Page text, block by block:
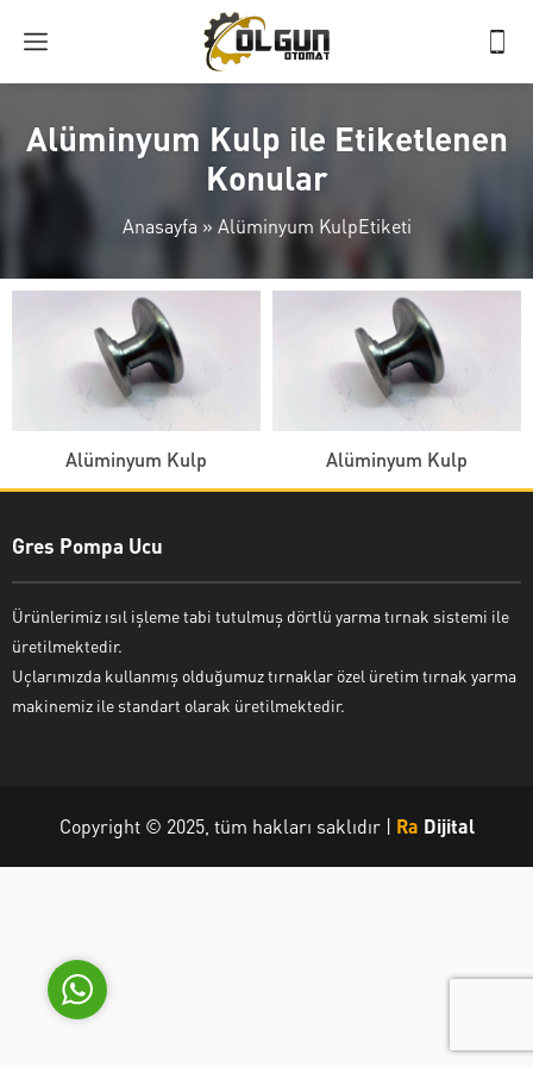
Alüminyum Kulp ile Etiketlenen
Konular
Anasayfa » Alüminyum KulpEtiketi
Alüminyum Kulp Alüminyum Kulp
Gres Pompa Ucu
Ürünlerimiz ısıl işleme tabi tutulmuş dörtlü yarma tırnak sistemi ile
üretilmektedir.
Uçlarımızda kullanmış olduğumuz tırnaklar özel üretim tırnak yarma
makinemiz ile standart olarak üretilmektedir.
Copyright © 2025, tüm hakları saklıdır | Ra Dijital
Ahmet Olgun